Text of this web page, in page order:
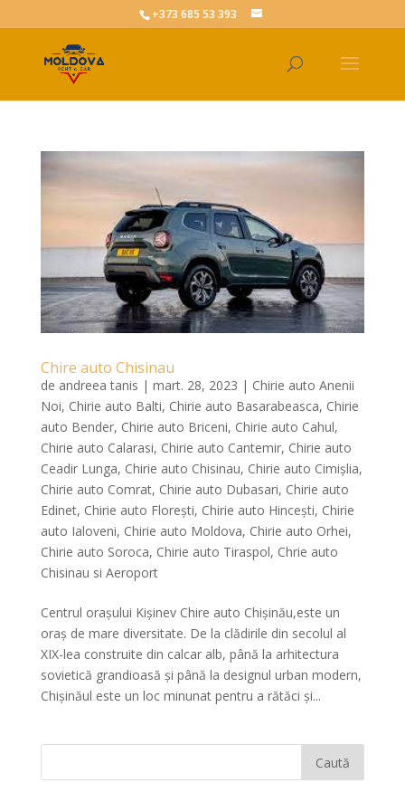
+373 685 53 393
Chire auto Chisinau
de andreea tanis | mart. 28, 2023 | Chirie auto Anenii
Noi, Chirie auto Balti, Chirie auto Basarabeasca, Chirie
auto Bender, Chirie auto Briceni, Chirie auto Cahul,
Chirie auto Calarasi, Chirie auto Cantemir, Chirie auto
Ceadir Lunga, Chirie auto Chisinau, Chirie auto Cimișlia,
Chirie auto Comrat, Chirie auto Dubasari, Chirie auto
Edinet, Chirie auto Florești, Chirie auto Hinceşti, Chirie
auto Ialoveni, Chirie auto Moldova, Chirie auto Orhei,
Chirie auto Soroca, Chirie auto Tiraspol, Chrie auto
Chisinau si Aeroport
Centrul orașului Kișinev Chire auto Chișinău,este un
oraș de mare diversitate. De la clădirile din secolul al
XIX-lea construite din calcar alb, până la arhitectura
sovietică grandioasă și până la designul urban modern,
Chișinăul este un loc minunat pentru a rătăci și...